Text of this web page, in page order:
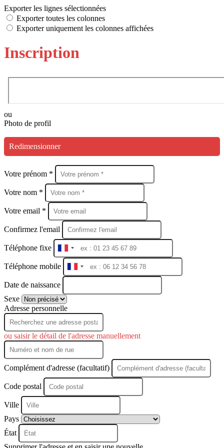
Exporter les lignes sélectionnées
Exporter toutes les colonnes
Exporter uniquement les colonnes affichées
Inscription
ou
Photo de profil
Redimensionner
Votre prénom *
Votre nom *
Votre email *
Confirmez l'email
Téléphone fixe
France
+33
Téléphone mobile
France
+33
Date de naissance
Sexe
Adresse personnelle
ou saisir le détail de l'adresse manuellement
Complément d'adresse (facultatif)
Code postal
Ville
Pays
État